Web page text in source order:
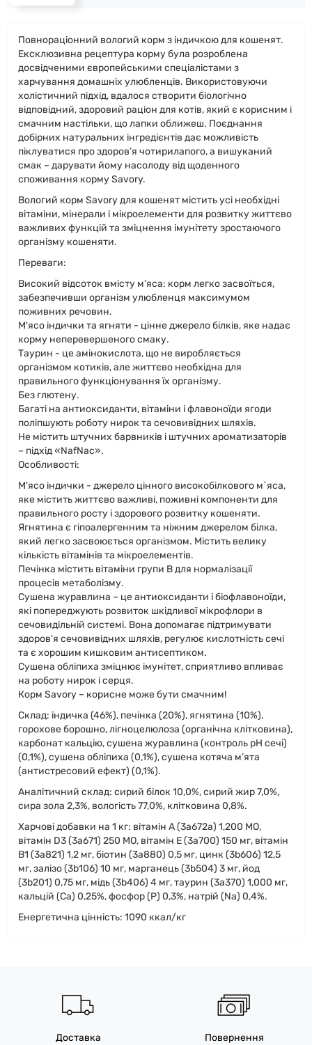
Повнораціонний вологий корм з індичкою для кошенят.
Ексклюзивна рецептура корму була розроблена
досвідченими європейськими спеціалістами з
харчування домашніх улюбленців. Використовуючи
холістичний підхід, вдалося створити біологічно
відповідний, здоровий раціон для котів, який є корисним і
смачним настільки, що лапки оближеш. Поєднання
добірних натуральних інгредієнтів дає можливість
піклуватися про здоров’я чотирилапого, а вишуканий
смак – дарувати йому насолоду від щоденного
споживання корму Savory.
Вологий корм Savory для кошенят містить усі необхідні
вітаміни, мінерали і мікроелементи для розвитку життєво
важливих функцій та зміцнення імунітету зростаючого
організму кошеняти.
Переваги:
Високий відсоток вмісту м’яса: корм легко засвоїться,
забезпечивши організм улюбленця максимумом
поживних речовин.
М'ясо індички та ягняти - цінне джерело білків, яке надає
корму неперевершеного смаку.
Таурин - це амінокислота, що не виробляється
організмом котиків, але життєво необхідна для
правильного функціонування їх організму.
Без глютену.
Багаті на антиоксиданти, вітаміни і флавоноїди ягоди
поліпшують роботу нирок та сечовивідних шляхів.
Не містить штучних барвників і штучних ароматизаторів
– підхід «NafNac».
Особливості:
М'ясо індички - джерело цінного високобілкового м`яса,
яке містить життєво важливі, поживні компоненти для
правильного росту і здорового розвитку кошеняти.
Ягнятина є гіпоалергенним та ніжним джерелом білка,
який легко засвоюється організмом. Містить велику
кількість вітамінів та мікроелементів.
Печінка містить вітаміни групи В для нормалізації
процесів метаболізму.
Сушена журавлина – це антиоксиданти і біофлавоноїди,
які попереджують розвиток шкідливої мікрофлори в
сечовидільній системі. Вона допомагає підтримувати
здоров'я сечовивідних шляхів, регулює кислотність сечі
та є хорошим кишковим антисептиком.
Сушена обліпиха зміцнює імунітет, сприятливо впливає
на роботу нирок і серця.
Корм Savory – корисне може бути смачним!
Склад: індичка (46%), печінка (20%), ягнятина (10%),
горохове борошно, лігноцелюлоза (органічна клітковина),
карбонат кальцію, сушена журавлина (контроль рН сечі)
(0,1%), сушена обліпиха (0,1%), сушена котяча м’ята
(антистресовий ефект) (0,1%).
Аналітичний склад: сирий білок 10,0%, сирий жир 7,0%,
сира зола 2,3%, вологість 77,0%, клітковина 0,8%.
Харчові добавки на 1 кг: вітамін А (3а672а) 1,200 МО,
вітамін D3 (3а671) 250 МО, вітамін Е (3а700) 150 мг, вітамін
В1 (3а821) 1,2 мг, біотин (3а880) 0,5 мг, цинк (3b606) 12,5
мг, залізо (3b106) 10 мг, марганець (3b504) 3 мг, йод
(3b201) 0,75 мг, мідь (3b406) 4 мг, таурин (3а370) 1,000 мг,
кальцій (Ca) 0,25%, фосфор (P) 0,3%, натрій (Na) 0,4%.
Енергетична цінність: 1090 ккал/кг
Доставка
Повернення